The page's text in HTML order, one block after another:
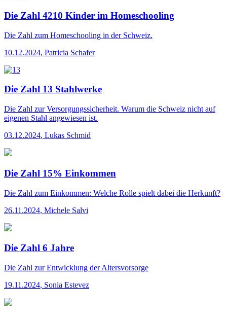
Die Zahl 4210 Kinder im Homeschooling
Die Zahl zum Homeschooling in der Schweiz.
10.12.2024, Patricia Schafer
Die Zahl 13 Stahlwerke
Die Zahl zur Versorgungssicherheit. Warum die Schweiz nicht auf
eigenen Stahl angewiesen ist.
03.12.2024, Lukas Schmid
Die Zahl 15% Einkommen
Die Zahl zum Einkommen: Welche Rolle spielt dabei die Herkunft?
26.11.2024, Michele Salvi
Die Zahl 6 Jahre
Die Zahl zur Entwicklung der Altersvorsorge
19.11.2024, Sonia Estevez